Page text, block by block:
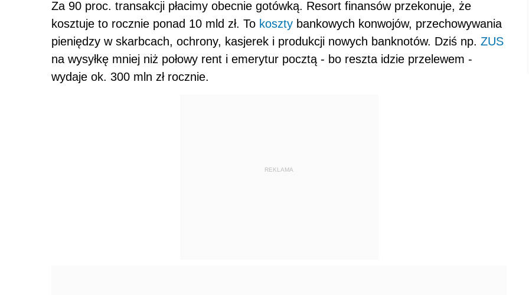
Za 90 proc. transakcji płacimy obecnie gotówką. Resort finansów przekonuje, że
kosztuje to rocznie ponad 10 mld zł. To koszty bankowych konwojów, przechowywania
pieniędzy w skarbcach, ochrony, kasjerek i produkcji nowych banknotów. Dziś np. ZUS
na wysyłkę mniej niż połowy rent i emerytur pocztą - bo reszta idzie przelewem -
wydaje ok. 300 mln zł rocznie.